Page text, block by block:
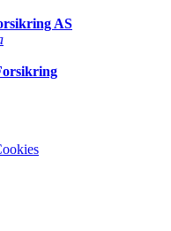
AS